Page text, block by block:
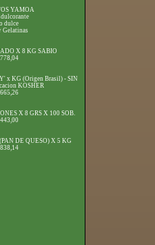
YAMOA
dulce
Gelatinas
X 8 KG SABIO
x KG (Origen Brasil) - SIN
KOSHER
X 8 GRS X 100 SOB.
DE QUESO) X 5 KG